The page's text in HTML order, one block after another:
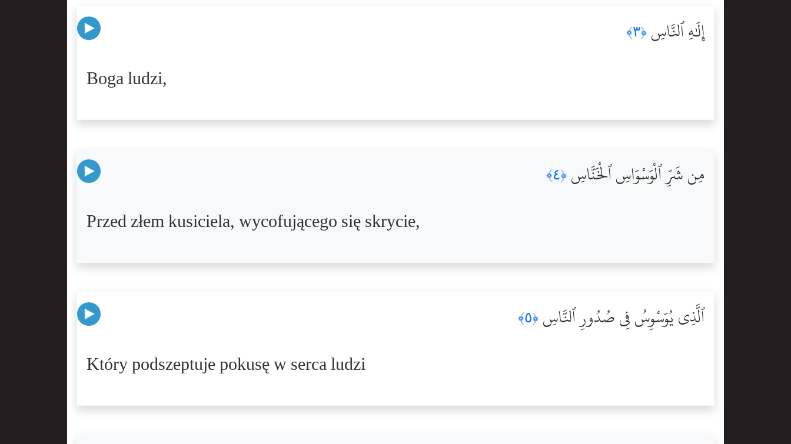
إِلَٰهِ ٱلنَّاسِ ﴿٣﴾
Boga ludzi,
مِن شَرِّ ٱلْوَسْوَاسِ ٱلْخَنَّاسِ ﴿٤﴾
Przed złem kusiciela, wycofującego się skrycie,
ٱلَّذِى يُوَسْوِسُ فِى صُدُورِ ٱلنَّاسِ ﴿٥﴾
Który podszeptuje pokusę w serca ludzi